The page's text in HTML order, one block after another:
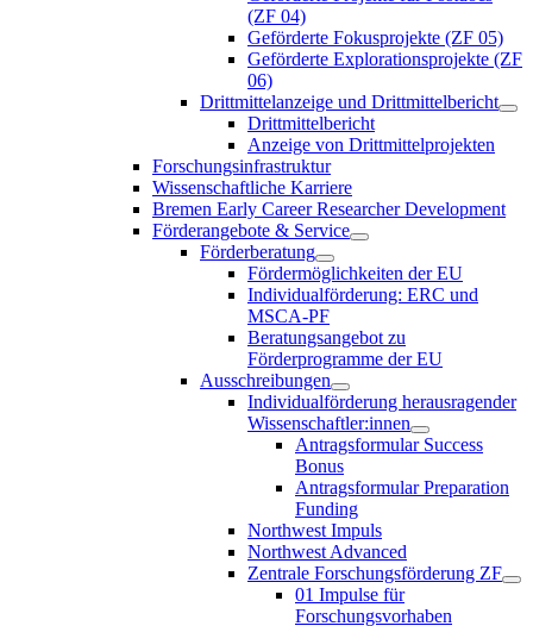
(ZF 04)
Geförderte Fokusprojekte (ZF 05)
Geförderte Explorationsprojekte (ZF
06)
Drittmittelanzeige und Drittmittelbericht
Drittmittelbericht
Anzeige von Drittmittelprojekten
Forschungsinfrastruktur
Wissenschaftliche Karriere
Bremen Early Career Researcher Development
Förderangebote & Service
Förderberatung
Fördermöglichkeiten der EU
Individualförderung: ERC und
MSCA-PF
Beratungsangebot zu
Förderprogramme der EU
Ausschreibungen
Individualförderung herausragender
Wissenschaftler:innen
Antragsformular Success
Bonus
Antragsformular Preparation
Funding
Northwest Impuls
Northwest Advanced
Zentrale Forschungsförderung ZF
01 Impulse für
Forschungsvorhaben